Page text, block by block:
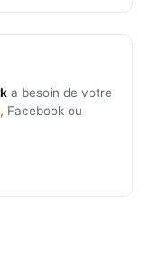
a besoin de votre
, Facebook ou